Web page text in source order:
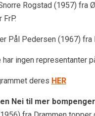
Rogstad (1957) fra
Pål Pedersen (1967) fra
har ingen representanter
deres HER
Nei til mer bompenger